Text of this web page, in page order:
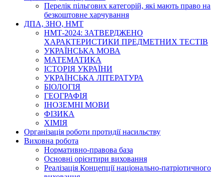
Перелік пільгових категорій, які мають право на
безкоштовне харчування
ДПА, ЗНО, НМТ
НМТ-2024: ЗАТВЕРДЖЕНО
ХАРАКТЕРИСТИКИ ПРЕДМЕТНИХ ТЕСТІВ
УКРАЇНСЬКА МОВА
МАТЕМАТИКА
ІСТОРІЯ УКРАЇНИ
УКРАЇНСЬКА ЛІТЕРАТУРА
БІОЛОГІЯ
ГЕОГРАФІЯ
ІНОЗЕМНІ МОВИ
ФІЗИКА
ХІМІЯ
Організація роботи протидії насильству
Виховна робота
Нормативно-правова база
Основні орієнтири виховання
Реалізація Концепції національно-патріотичного